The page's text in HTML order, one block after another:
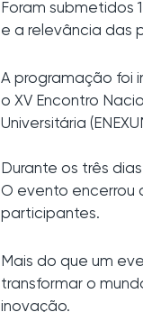
Foram submetidos
e a relevância das
A programação foi
o XV Encontro
Universitária
Durante os três
O evento encerrou
participantes.
Mais do que um
transformar o
inovação.